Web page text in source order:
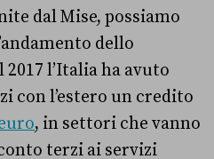
dal Mise, possiamo
dello
l’Italia ha avuto
con l’estero un credito
, in settori che vanno
terzi ai servizi